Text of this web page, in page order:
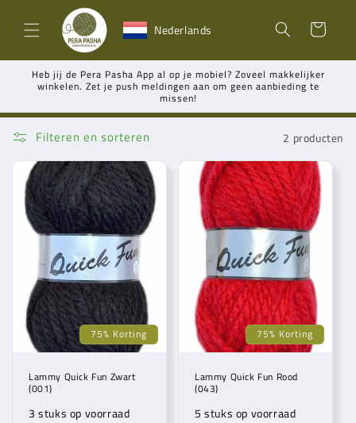
naar de
content Nederlands Winkelwagen
Heb jij de Pera Pasha App al op je mobiel? Zoveel makkelijker
winkelen. Zet je push meldingen aan om geen aanbieding te
missen!
Filteren en sorteren 2 producten
75% Korting
Lammy Quick Fun Zwart
(001)
3 stuks op voorraad
75% Korting
Lammy Quick Fun Rood
(043)
5 stuks op voorraad